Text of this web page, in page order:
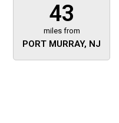
43
miles from
PORT MURRAY, NJ